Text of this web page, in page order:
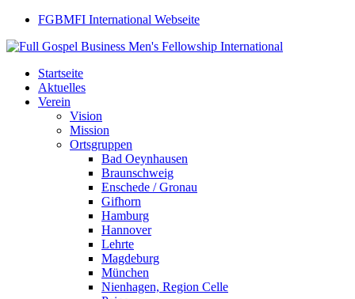
FGBMFI International Webseite
Startseite
Aktuelles
Verein
Vision
Mission
Ortsgruppen
Bad Oeynhausen
Braunschweig
Enschede / Gronau
Gifhorn
Hamburg
Hannover
Lehrte
Magdeburg
München
Nienhagen, Region Celle